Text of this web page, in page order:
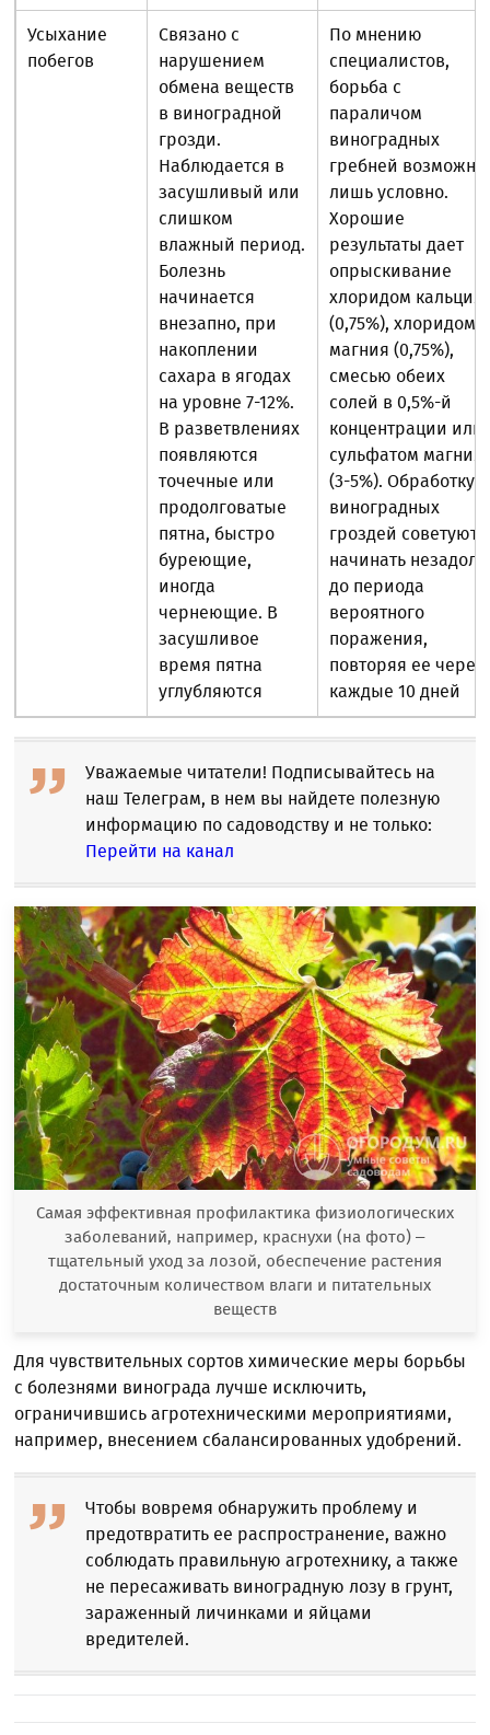
Усыхание
побегов
Связано с
нарушением
обмена веществ
в виноградной
грозди.
Наблюдается в
засушливый или
слишком
влажный период.
Болезнь
начинается
внезапно, при
накоплении
сахара в ягодах
на уровне 7-12%.
В разветвлениях
появляются
точечные или
продолговатые
пятна, быстро
буреющие,
иногда
чернеющие. В
засушливое
время пятна
углубляются
По мнению
специалистов,
борьба с
параличом
виноградных
гребней возможна
лишь условно.
Хорошие
результаты дает
опрыскивание
хлоридом кальция
(0,75%), хлоридом
магния (0,75%),
смесью обеих
солей в 0,5%-й
концентрации или
сульфатом магния
(3-5%). Обработку
виноградных
гроздей советуют
начинать
до периода
вероятного
поражения,
повторяя ее через
каждые 10 дней
Уважаемые читатели! Подписывайтесь на
наш Телеграм, в нем вы найдете полезную
информацию по садоводству и не только:
Перейти на канал
Самая эффективная профилактика физиологических
заболеваний, например, краснухи (на фото) –
тщательный уход за лозой, обеспечение растения
достаточным количеством влаги и питательных
веществ
Для чувствительных сортов химические меры борьбы
с болезнями винограда лучше исключить,
ограничившись агротехническими мероприятиями,
например, внесением сбалансированных удобрений.
Чтобы вовремя обнаружить проблему и
предотвратить ее распространение, важно
соблюдать правильную агротехнику, а также
не пересаживать виноградную лозу в грунт,
зараженный личинками и яйцами
вредителей.